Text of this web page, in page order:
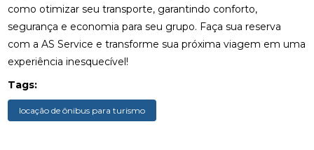
como otimizar seu transporte, garantindo conforto,
segurança e economia para seu grupo. Faça sua reserva
com a AS Service e transforme sua próxima viagem em uma
experiência inesquecível!
Tags:
locação de ônibus para turismo